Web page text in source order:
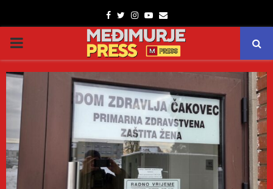
Facebook
TwitterInstagram
Youtube
Email
PRIMARY
MENU